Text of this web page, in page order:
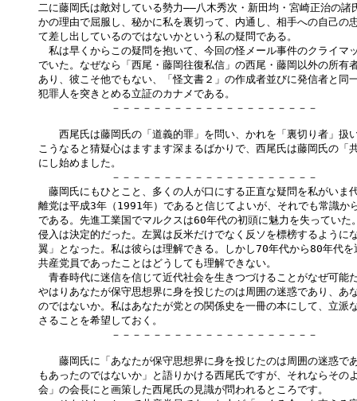
二に藤岡氏は敵対している勢力――八木秀次・新田均・宮崎正治の諸
かの理由で屈服し、秘かに私を裏切って、内通し、相手への自己の
て差し出しているのではないかという私の疑問である。
私は早くからこの疑問を抱いて、今回の怪メール事件のクライマ
でいた。なぜなら「西尾・藤岡往復私信」の西尾・藤岡以外の所有
あり、彼こそ他でもない、「怪文書２」の作成者並びに発信者と同
犯罪人を突きとめる立証のカナメである。
－－－－－－－－－－－－－－－－－－－－
西尾氏は藤岡氏の「道義的罪」を問い、かれを「裏切り者」扱
こうなると猜疑心はますます深まるばかりで、西尾氏は藤岡氏の「
にし始めました。
－－－－－－－－－－－－－－－－－－－－
藤岡氏にもひとこと、多くの人が口にする正直な疑問を私がいま
離党は平成3年（1991年）であると信じてよいが、それでも常識か
である。先進工業国でマルクスは60年代の初頭に魅力を失っていた
侵入は決定的だった。左翼は反米だけでなく反ソを標榜するように
翼」となった。私は彼らは理解できる。しかし70年代から80年代
共産党員であったことはどうしても理解できない。
青春時代に迷信を信じて近代社会を生きつづけることがなぜ可能
やはりあなたが保守思想界に身を投じたのは周囲の迷惑であり、あ
のではないか。私はあなたが党との関係史を一冊の本にして、立派
さることを希望しておく。
－－－－－－－－－－－－－－－－－－－－
藤岡氏に「あなたが保守思想界に身を投じたのは周囲の迷惑で
もあったのではないか」と語りかける西尾氏ですが、それならその
会」の会長にと画策した西尾氏の見識が問われるところです。